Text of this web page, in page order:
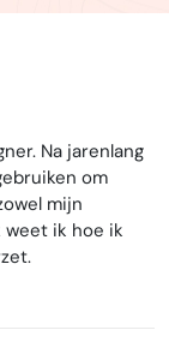
Na jarenlang
om
mijn
weet ik hoe ik